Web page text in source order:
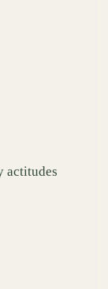
actitudes